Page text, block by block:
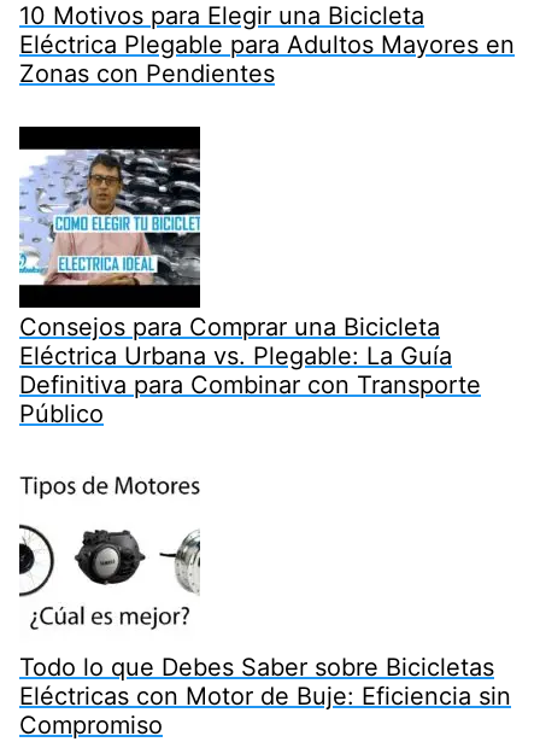
10 Motivos para Elegir una Bicicleta
Eléctrica Plegable para Adultos Mayores en
Zonas con Pendientes
Consejos para Comprar una Bicicleta
Eléctrica Urbana vs. Plegable: La Guía
Definitiva para Combinar con Transporte
Público
Todo lo que Debes Saber sobre Bicicletas
Eléctricas con Motor de Buje: Eficiencia sin
Compromiso